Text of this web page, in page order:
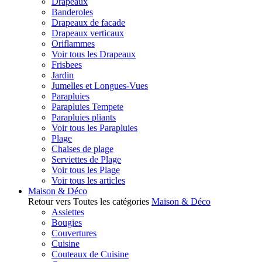
Banderoles
Drapeaux de facade
Drapeaux verticaux
Oriflammes
Voir tous les Drapeaux
Frisbees
Jardin
Jumelles et Longues-Vues
Parapluies
Parapluies Tempete
Parapluies pliants
Voir tous les Parapluies
Plage
Chaises de plage
Serviettes de Plage
Voir tous les Plage
Voir tous les articles
Maison & Déco
Retour vers Toutes les catégories Maison & Déco
Assiettes
Bougies
Couvertures
Cuisine
Couteaux de Cuisine